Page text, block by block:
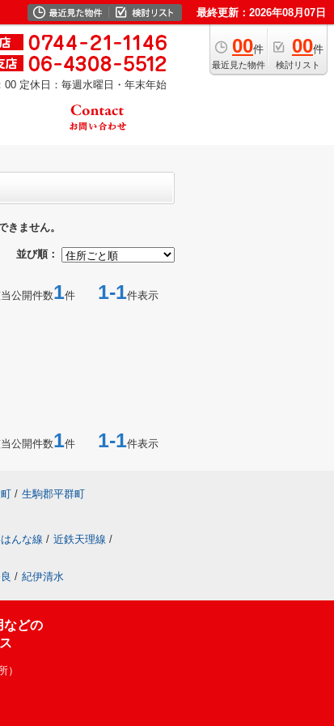
最終更新：2026年08月07日
00件
最近見た物件
00件
検討リスト
00 定休日：毎週水曜日・年末年始
ません。
並び順：
公開件数1件 1-1件表示
公開件数1件 1-1件表示
/ 生駒郡平群町
んな線 / 近鉄天理線 /
/ 紀伊清水
などの
）